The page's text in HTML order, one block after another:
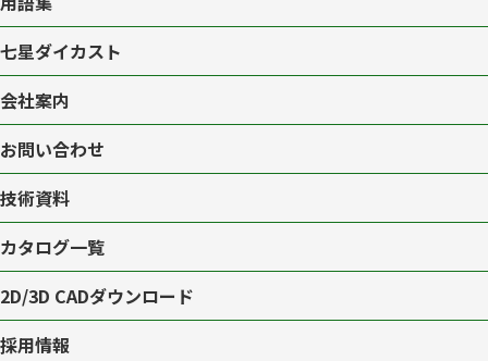
七星ダイカスト
会社案内
お問い合わせ
技術資料
カタログ一覧
2D/3D CADダウンロード
採用情報